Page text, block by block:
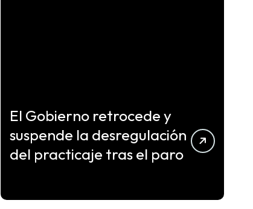
El Gobierno retrocede y
suspende la desregulación
del practicaje tras el paro